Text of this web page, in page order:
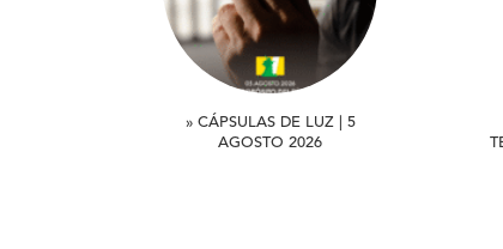
» CÁPSULAS DE LUZ | 5
AGOSTO 2026